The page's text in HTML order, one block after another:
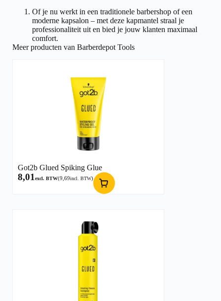
Of je nu werkt in een traditionele barbershop of een
moderne kapsalon – met deze kapmantel straal je
professionaliteit uit en bied je jouw klanten maximaal
comfort.
Meer producten van Barberdepot Tools
Got2b Glued Spiking Glue
8,01 excl. BTW(9,69incl. BTW)